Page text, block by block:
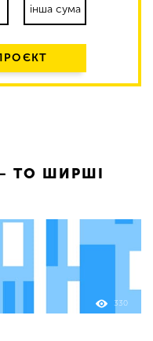
інша сума
ТО ШИРШІ
330